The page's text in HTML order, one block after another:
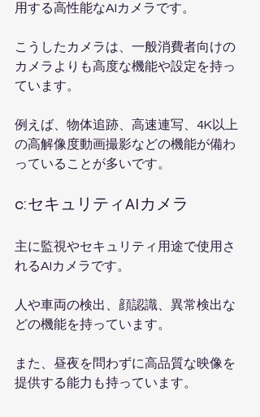
用する高性能なAIカメラです。
こうしたカメラは、一般消費者向けの
カメラよりも高度な機能や設定を持っ
ています。
例えば、物体追跡、高速連写、4K以上
の高解像度動画撮影などの機能が備わ
っていることが多いです。
c:セキュリティAIカメラ
主に監視やセキュリティ用途で使用さ
れるAIカメラです。
人や車両の検出、顔認識、異常検出な
どの機能を持っています。
また、昼夜を問わずに高品質な映像を
提供する能力も持っています。